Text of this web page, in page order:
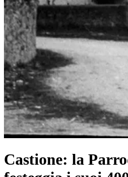
Castione: la